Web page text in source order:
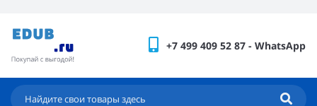
+7 499 409 52 87 - WhatsApp